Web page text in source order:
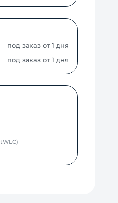
под заказ от 1 дня
под заказ от 1 дня